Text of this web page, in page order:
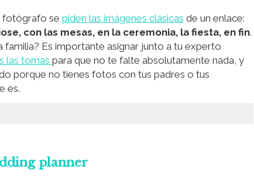
fotógrafo se piden las imágenes clásicas de un enlace:
con las mesas, en la ceremonia, la fiesta, en fin.
Es importante asignar junto a tu experto
las tomas para que no te falte absolutamente nada, y
porque no tienes fotos con tus padres o tus
es.
planner